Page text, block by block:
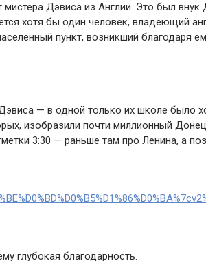
Дэвиса из Англии. Это был
хотя бы один человек, владеющий
пункт, возникший благодаря
— в одной только их школе было
изобразили почти миллионный
3:30 — раньше там про Ленина, а
глубокая благодарность.